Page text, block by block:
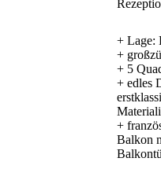
+ Lage:
+
+ 5
+ edles
+
Balkon